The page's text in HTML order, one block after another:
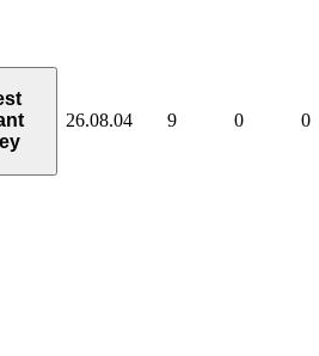
26.08.04 9 0 0